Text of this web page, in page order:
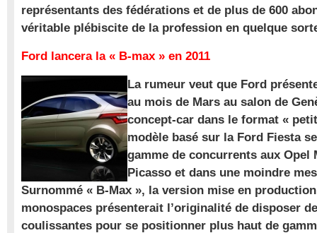
représentants des fédérations et de plus de 600
véritable plébiscite de la profession en quelque
Ford lancera la « B-max » en 2011
La rumeur veut que Ford
au mois de Mars au salon de
concept-car dans le format «
modèle basé sur la Ford Fiesta
gamme de concurrents aux Opel
Picasso et dans une moindre
Surnommé « B-Max », la version mise en
monospaces présenterait l’originalité de disposer
coulissantes pour se positionner plus haut de